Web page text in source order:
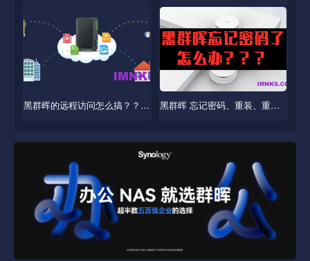
黑群晖的远程访问怎么搞？？？公网IP内网穿透？折腾呗 黑群晖 忘记密码、重装、重置系统的方法